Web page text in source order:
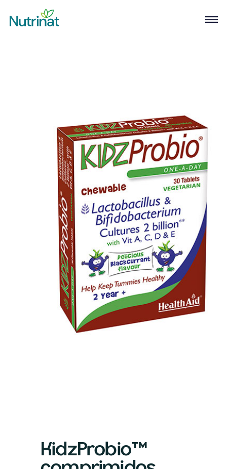
KidzProbio™